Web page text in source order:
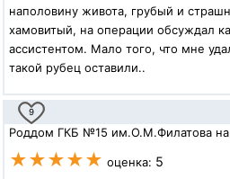
наполовину живота, грубый и
хамовитый, на операции обсуждал
ассистентом. Мало того, что мне
такой рубец оставили..
9
Роддом ГКБ №15 им.О.М.Филатова
★★★★★ оценка: 5